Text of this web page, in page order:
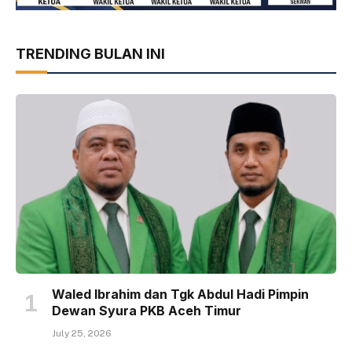
TRENDING BULAN INI
Waled Ibrahim dan Tgk Abdul Hadi Pimpin
Dewan Syura PKB Aceh Timur
July 25, 2026